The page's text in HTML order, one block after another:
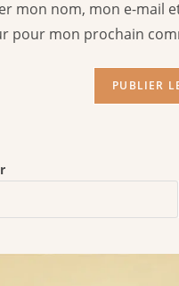
mon nom, mon e-mail
pour mon prochain